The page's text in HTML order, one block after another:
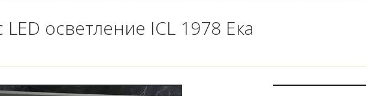
LED осветление ICL 1978 Ека